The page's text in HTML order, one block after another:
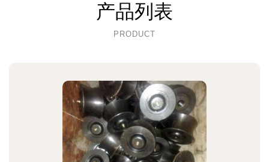
产品列表
PRODUCT